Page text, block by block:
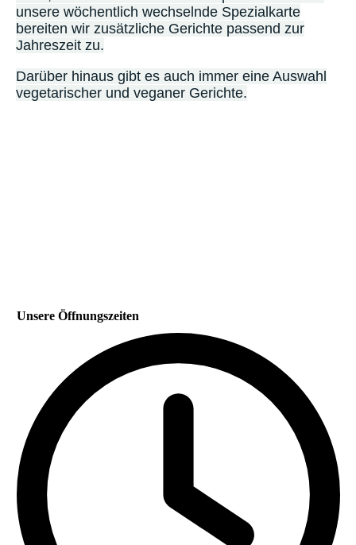
unsere wöchentlich wechselnde Spezialkarte
bereiten wir zusätzliche Gerichte passend zur
Jahreszeit zu.
Darüber hinaus gibt es auch immer eine Auswahl
vegetarischer und veganer Gerichte.
Unsere Öffnungszeiten